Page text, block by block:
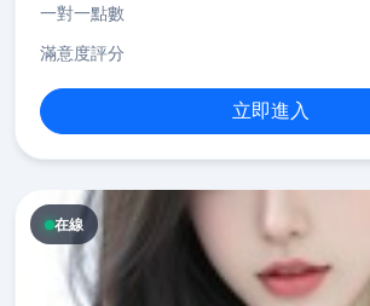
一對一點數
滿意度評分
立即進入
在線